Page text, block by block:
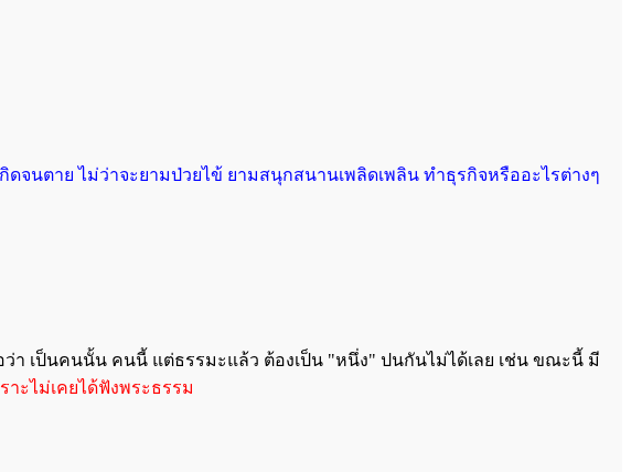
ดจนตาย ไม่ว่าจะยามป่วยไข้ ยามสนุกสนานเพลิดเพลิน ทำธุรกิจหรืออะไรต่างๆ
ว่า เป็นคนนั้น คนนี้ แต่ธรรมะแล้ว ต้องเป็น "หนึ่ง" ปนกันไม่ได้เลย เช่น ขณะนี้ มี
าะไม่เคยได้ฟังพระธรรม